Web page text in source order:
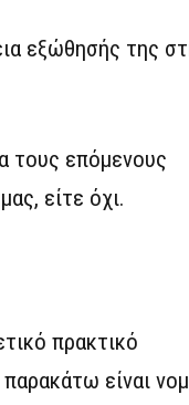
εξώθησής της
τους επόμενους
είτε όχι.
πρακτικό
είναι